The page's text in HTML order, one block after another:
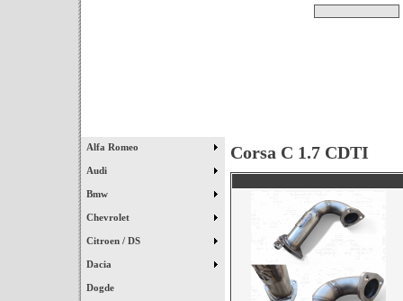
Alfa Romeo
Audi
Bmw
Chevrolet
Citroen / DS
Dacia
Dogde
Corsa C 1.7 CDTI